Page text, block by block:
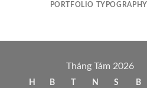
PORTFOLIO TYPOGRAPHY
Tháng Tám 2026
H B T N S B